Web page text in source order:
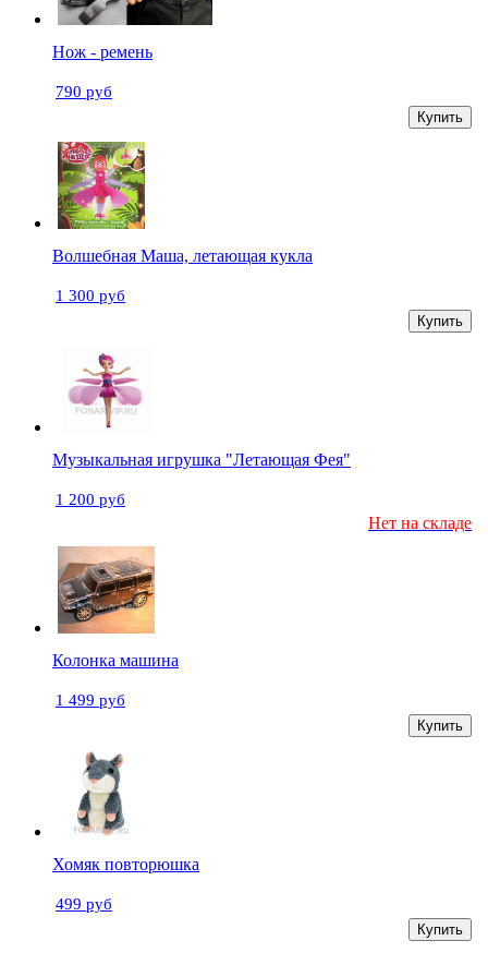
Нож - ремень
790 руб
Купить
Волшебная Маша, летающая кукла
1 300 руб
Купить
Музыкальная игрушка "Летающая Фея"
1 200 руб
Нет на складе
Колонка машина
1 499 руб
Купить
Хомяк повторюшка
499 руб
Купить